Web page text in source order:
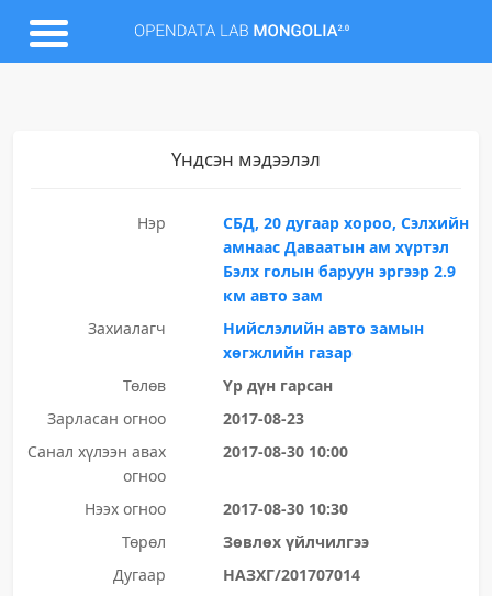
Үндсэн мэдээлэл
Нэр
СБД, 20 дугаар хороо, Сэлхийн
амнаас Даваатын ам хүртэл
Бэлх голын баруун эргээр 2.9
км авто зам
Захиалагч
Нийслэлийн авто замын
хөгжлийн газар
Төлөв
Үр дүн гарсан
Зарласан огноо
2017-08-23
Санал хүлээн авах
огноо
2017-08-30 10:00
Нээх огноо
2017-08-30 10:30
Төрөл
Зөвлөх үйлчилгээ
Дугаар
НАЗХГ/201707014